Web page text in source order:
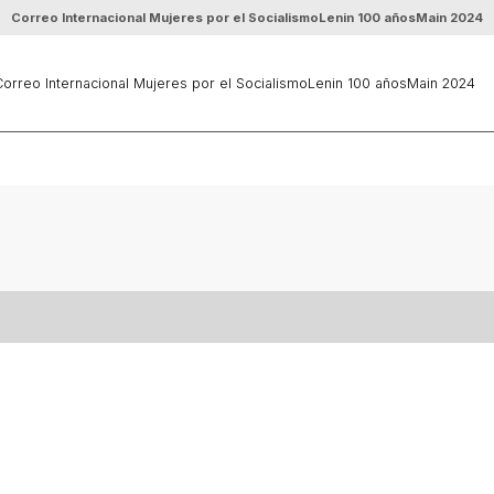
Correo Internacional Mujeres por el SocialismoLenin 100 añosMain 2024
Internacional Mujeres por el SocialismoLenin 100 añosMain 2024